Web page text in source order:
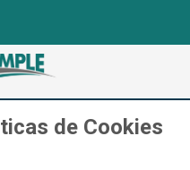
de Cookies